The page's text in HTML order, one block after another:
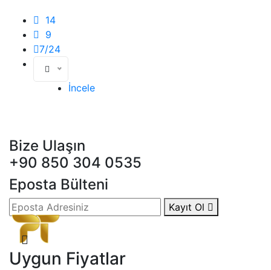
14
9
7/24
İncele
Bize Ulaşın
+90 850 304 0535
Eposta Bülteni
Kayıt Ol
Uygun Fiyatlar